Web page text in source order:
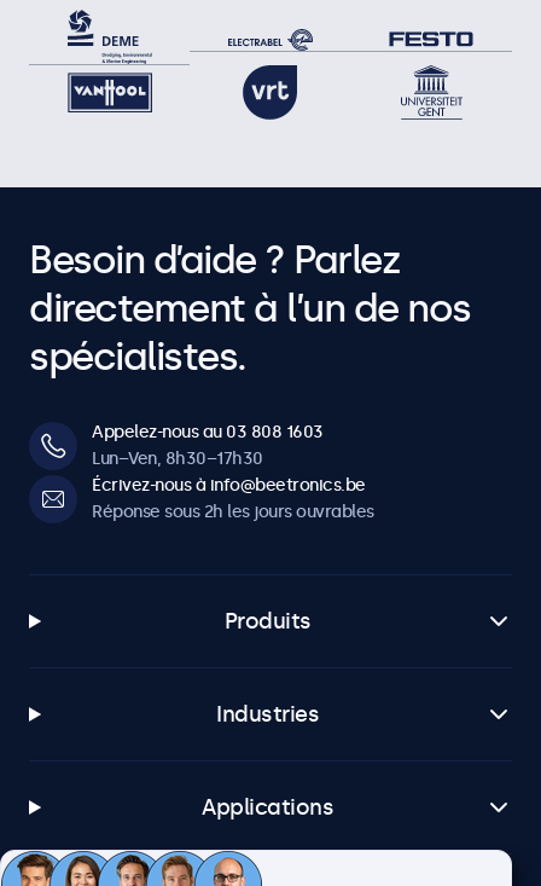
Besoin d’aide ? Parlez
directement à l’un de nos
spécialistes.
Appelez-nous au 03 808 1603
Lun–Ven, 8h30–17h30
Écrivez-nous à info@beetronics.be
Réponse sous 2h les jours ouvrables
Produits
Industries
Applications